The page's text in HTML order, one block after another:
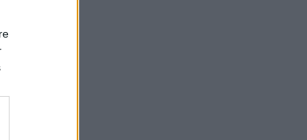
17:30
και Ομάν συμφώνησαν
των Στενών του